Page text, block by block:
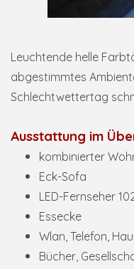
Leuchtende helle
abgestimmtes
Schlechtwettertag
Ausstattung im
kombinierter
Eck-Sofa
LED-Fernseher
Essecke
Wlan, Telefon,
Bücher,